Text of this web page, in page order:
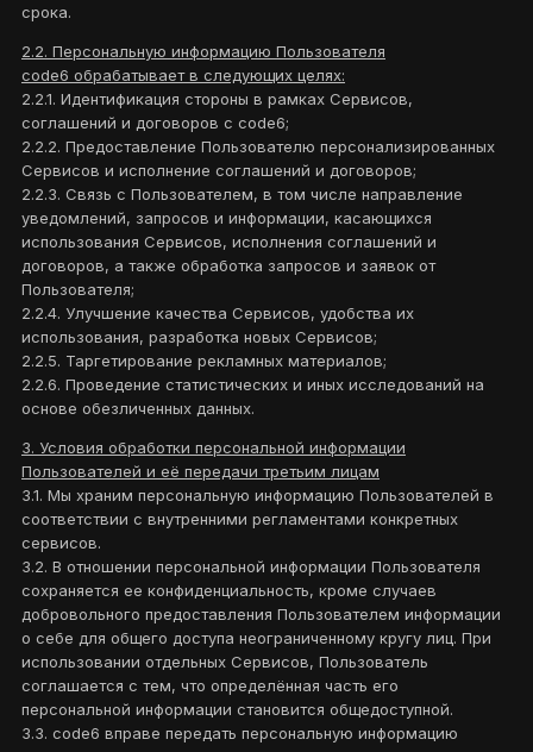
срока.
2.2. Персональную информацию Пользователя
code6 обрабатывает в следующих целях:
2.2.1. Идентификация стороны в рамках Сервисов,
соглашений и договоров с code6;
2.2.2. Предоставление Пользователю персонализированных
Сервисов и исполнение соглашений и договоров;
2.2.3. Связь с Пользователем, в том числе направление
уведомлений, запросов и информации, касающихся
использования Сервисов, исполнения соглашений и
договоров, а также обработка запросов и заявок от
Пользователя;
2.2.4. Улучшение качества Сервисов, удобства их
использования, разработка новых Сервисов;
2.2.5. Таргетирование рекламных материалов;
2.2.6. Проведение статистических и иных исследований на
основе обезличенных данных.
3. Условия обработки персональной информации
Пользователей и её передачи третьим лицам
3.1. Мы храним персональную информацию Пользователей в
соответствии с внутренними регламентами конкретных
сервисов.
3.2. В отношении персональной информации Пользователя
сохраняется ее конфиденциальность, кроме случаев
добровольного предоставления Пользователем информации
о себе для общего доступа неограниченному кругу лиц. При
использовании отдельных Сервисов, Пользователь
соглашается с тем, что определённая часть его
персональной информации становится общедоступной.
3.3. code6 вправе передать персональную информацию